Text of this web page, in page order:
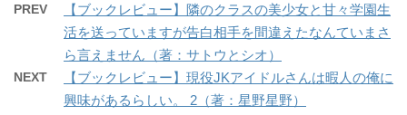
PREV
【ブックレビュー】隣のクラスの美少女と甘々学園生
活を送っていますが告白相手を間違えたなんていまさ
ら言えません（著：サトウとシオ）
NEXT
【ブックレビュー】現役JKアイドルさんは暇人の俺に
興味があるらしい。 2（著：星野星野）